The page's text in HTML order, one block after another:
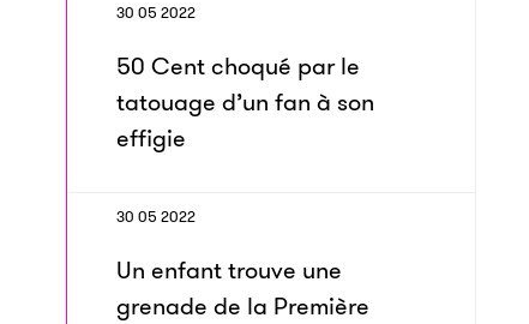
30 05 2022
50 Cent choqué par le
tatouage d’un fan à son
effigie
30 05 2022
Un enfant trouve une
grenade de la Première